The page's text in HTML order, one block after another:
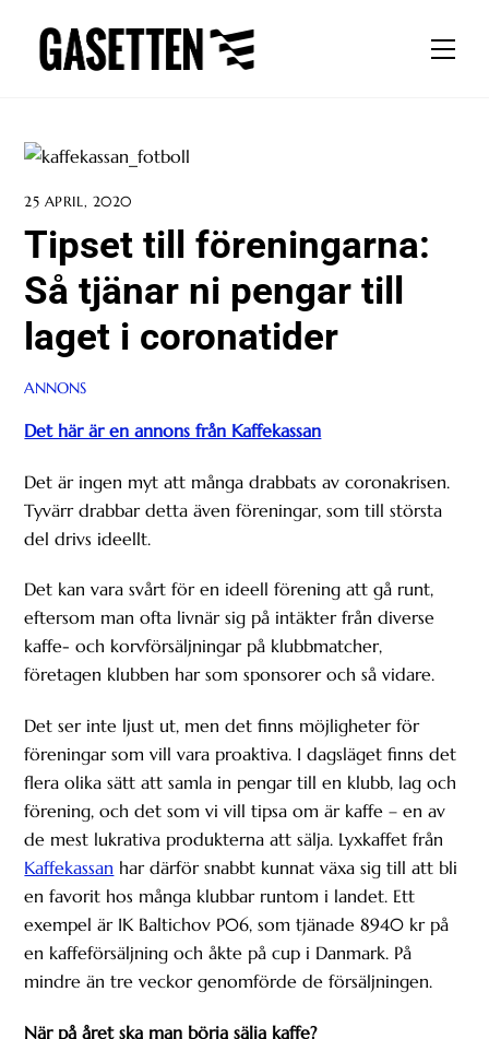
content
25 APRIL, 2020
Tipset till föreningarna:
Så tjänar ni pengar till
laget i coronatider
ANNONS
Det här är en annons från Kaffekassan
Det är ingen myt att många drabbats av coronakrisen.
Tyvärr drabbar detta även föreningar, som till största
del drivs ideellt.
Det kan vara svårt för en ideell förening att gå runt,
eftersom man ofta livnär sig på intäkter från diverse
kaffe- och korvförsäljningar på klubbmatcher,
företagen klubben har som sponsorer och så vidare.
Det ser inte ljust ut, men det finns möjligheter för
föreningar som vill vara proaktiva. I dagsläget finns det
flera olika sätt att samla in pengar till en klubb, lag och
förening, och det som vi vill tipsa om är kaffe – en av
de mest lukrativa produkterna att sälja. Lyxkaffet från
Kaffekassan har därför snabbt kunnat växa sig till att bli
en favorit hos många klubbar runtom i landet. Ett
exempel är IK Baltichov P06, som tjänade 8940 kr på
en kaffeförsäljning och åkte på cup i Danmark. På
mindre än tre veckor genomförde de försäljningen.
När på året ska man börja sälja kaffe?